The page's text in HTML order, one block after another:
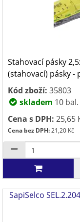
Stahovací pásky
(stahovací) pásky -
Kód zboží: 35803
skladem 10 bal.
Cena s DPH: 25,65
Cena bez DPH:21,20 Kč
SapiSelco